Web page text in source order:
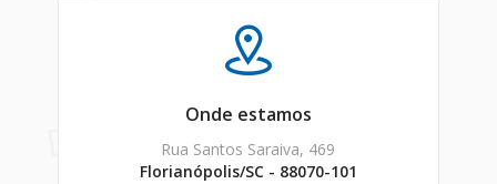
Onde estamos
Rua Santos Saraiva, 469
Florianópolis/SC - 88070-101